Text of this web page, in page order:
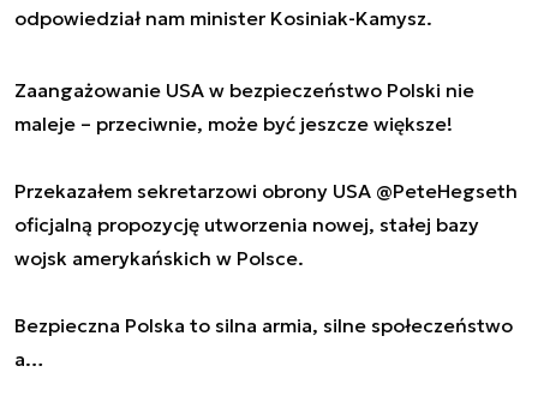
odpowiedział nam minister Kosiniak-Kamysz.
Zaangażowanie USA w bezpieczeństwo Polski nie
maleje – przeciwnie, może być jeszcze większe!
Przekazałem sekretarzowi obrony USA @PeteHegseth
oficjalną propozycję utworzenia nowej, stałej bazy
wojsk amerykańskich w Polsce.
Bezpieczna Polska to silna armia, silne społeczeństwo
a…